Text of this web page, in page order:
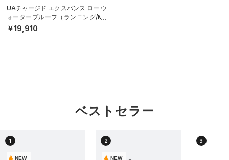
UAチャージド エクスパンス ロー ウ
ォータープルーフ（ランニング/ME
N）
￥19,910
ベストセラー
1
NEW
2
NEW
3